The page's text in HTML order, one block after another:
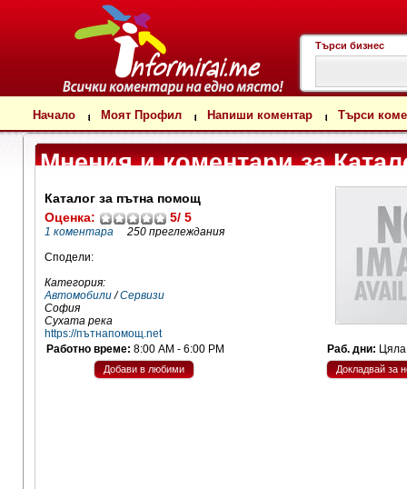
Търси бизнес
Начало Моят Профил Напиши коментар Търси
Мнения и коментари за
Каталог за пътна помощ
Оценка:
5/ 5
1 коментара 250 преглеждания
Сподели:
Категория:
Автомобили /Сервизи
София
Сухата река
https://пътнапомощ.net
Работно време: 8:00 AM - 6:00 PM Раб. дни:
Добави в любими Докладвай за